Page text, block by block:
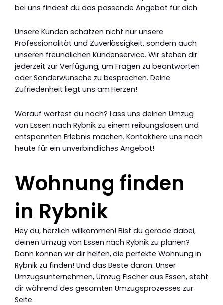
bei uns findest du das passende Angebot für dich.
Unsere Kunden schätzen nicht nur unsere
Professionalität und Zuverlässigkeit, sondern auch
unseren freundlichen Kundenservice. Wir stehen dir
jederzeit zur Verfügung, um Fragen zu beantworten
oder Sonderwünsche zu besprechen. Deine
Zufriedenheit liegt uns am Herzen!
Worauf wartest du noch? Lass uns deinen Umzug
von Essen nach Rybnik zu einem reibungslosen und
entspannten Erlebnis machen. Kontaktiere uns noch
heute für ein unverbindliches Angebot!
Wohnung finden
in Rybnik
Hey du, herzlich willkommen! Bist du gerade dabei,
deinen Umzug von Essen nach Rybnik zu planen?
Dann können wir dir helfen, die perfekte Wohnung in
Rybnik zu finden! Und das Beste daran: Unser
Umzugsunternehmen, Umzug Fischer aus Essen, steht
dir während des gesamten Umzugsprozesses zur
Seite.